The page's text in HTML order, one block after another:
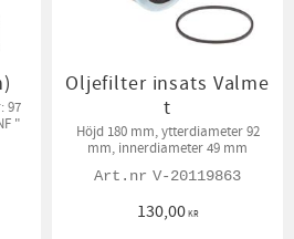
97
"
Oljefilter insats Valme
t
Höjd 180 mm, ytterdiameter 92
mm, innerdiameter 49 mm
V-20119863
130,00KR